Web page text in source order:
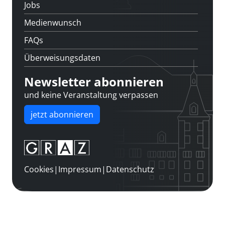
Jobs
Medienwunsch
FAQs
Überweisungsdaten
Newsletter abonnieren
und keine Veranstaltung verpassen
jetzt abonnieren
Cookies| Impressum| Datenschutz